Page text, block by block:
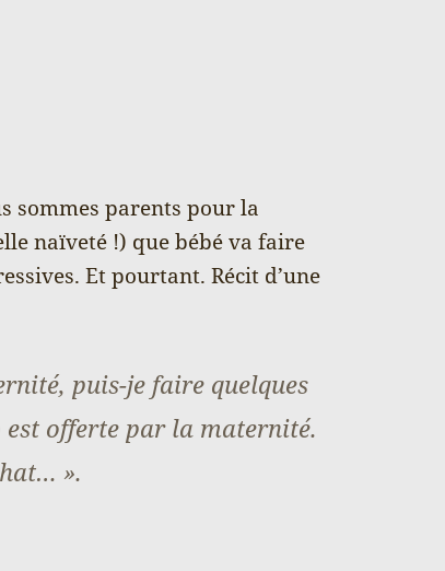
sommes parents pour la
naïveté !) que bébé va faire
Et pourtant. Récit d’une
puis-je faire quelques
est offerte par la maternité.
».